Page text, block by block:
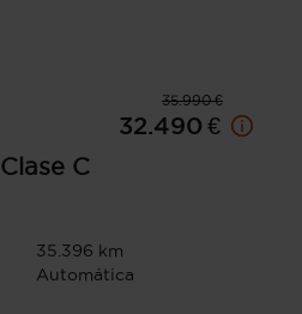
35.990 €
32.490 €
Clase C
35.396 km
Automática